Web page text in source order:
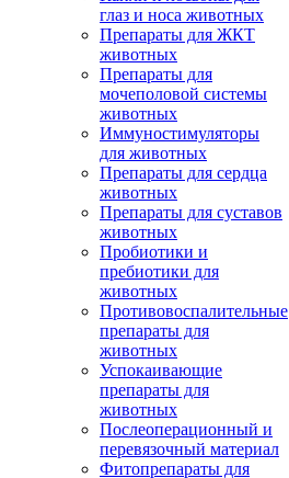
глаз и носа животных
Препараты для ЖКТ
животных
Препараты для
мочеполовой системы
животных
Иммуностимуляторы
для животных
Препараты для сердца
животных
Препараты для суставов
животных
Пробиотики и
пребиотики для
животных
Противовоспалительные
препараты для
животных
Успокаивающие
препараты для
животных
Послеоперационный и
перевязочный материал
Фитопрепараты для